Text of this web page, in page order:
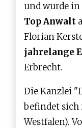
und wurde in
Top Anwalt
Florian
jahrelange
Erbrecht.
Die Kanzlei
befindet
Westfalen).